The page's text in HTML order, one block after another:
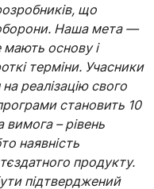
що
Наша мета —
мають основу і
терміни. Учасники
реалізацію свого
становить 10
вимога – рівень
наявність
продукту.
підтверджений